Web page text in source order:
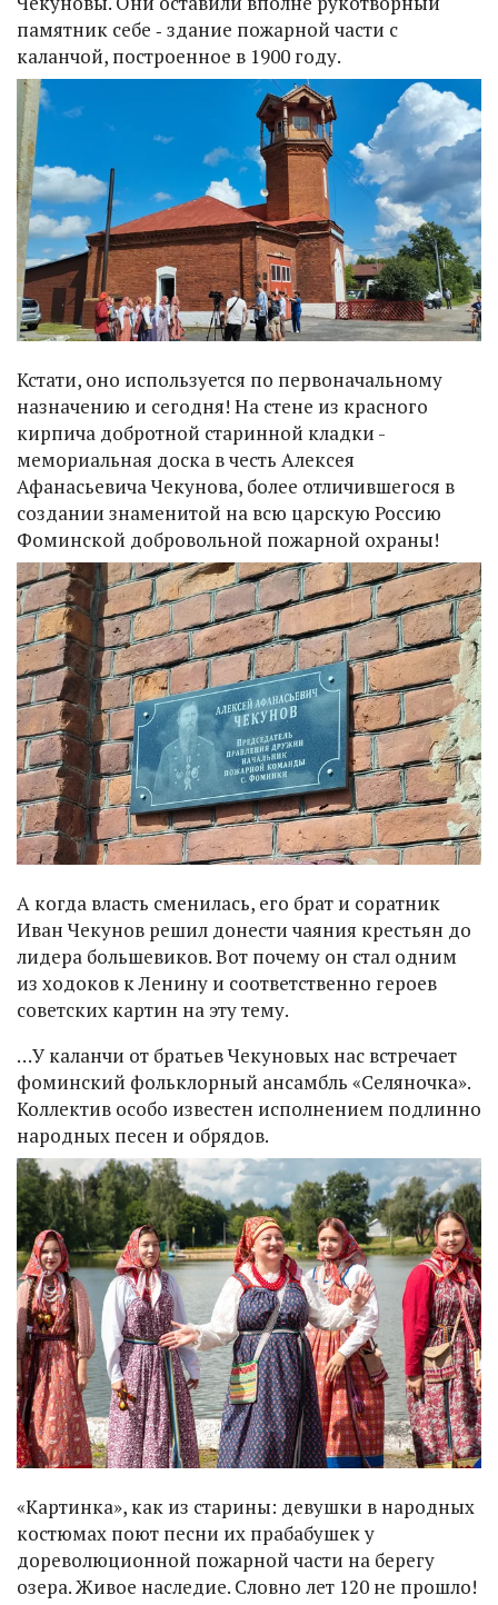
памятник себе ‑ здание пожарной части с
каланчой, построенное в 1900 году.
Кстати, оно используется по первоначальному
назначению и сегодня! На стене из красного
кирпича добротной старинной кладки -
мемориальная доска в честь Алексея
Афанасьевича Чекунова, более отличившегося в
создании знаменитой на всю царскую Россию
Фоминской добровольной пожарной охраны!
А когда власть сменилась, его брат и соратник
Иван Чекунов решил донести чаяния крестьян до
лидера большевиков. Вот почему он стал одним
из ходоков к Ленину и соответственно героев
советских картин на эту тему.
…У каланчи от братьев Чекуновых нас встречает
фоминский фольклорный ансамбль «Селяночка».
Коллектив особо известен исполнением подлинно
народных песен и обрядов.
«Картинка», как из старины: девушки в народных
костюмах поют песни их прабабушек у
дореволюционной пожарной части на берегу
озера. Живое наследие. Словно лет 120 не прошло!